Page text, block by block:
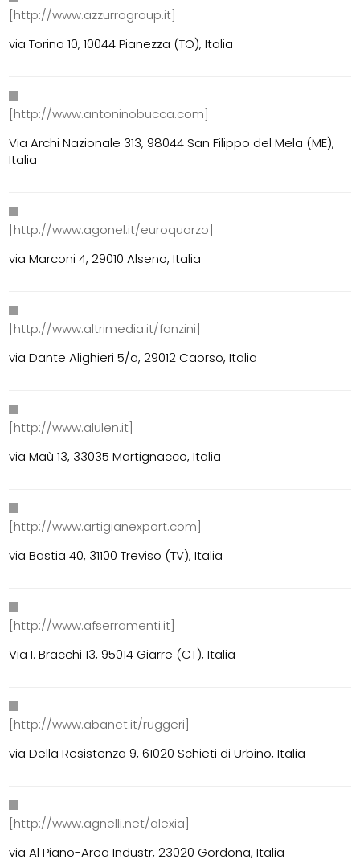
[http://www.azzurrogroup.it]
via Torino 10, 10044 Pianezza (TO), Italia
[http://www.antoninobucca.com]
Via Archi Nazionale 313, 98044 San Filippo del Mela (ME),
Italia
[http://www.agonel.it/euroquarzo]
via Marconi 4, 29010 Alseno, Italia
[http://www.altrimedia.it/fanzini]
via Dante Alighieri 5/a, 29012 Caorso, Italia
[http://www.alulen.it]
via Maù 13, 33035 Martignacco, Italia
[http://www.artigianexport.com]
via Bastia 40, 31100 Treviso (TV), Italia
[http://www.afserramenti.it]
Via I. Bracchi 13, 95014 Giarre (CT), Italia
[http://www.abanet.it/ruggeri]
via Della Resistenza 9, 61020 Schieti di Urbino, Italia
[http://www.agnelli.net/alexia]
via Al Piano-Area Industr, 23020 Gordona, Italia